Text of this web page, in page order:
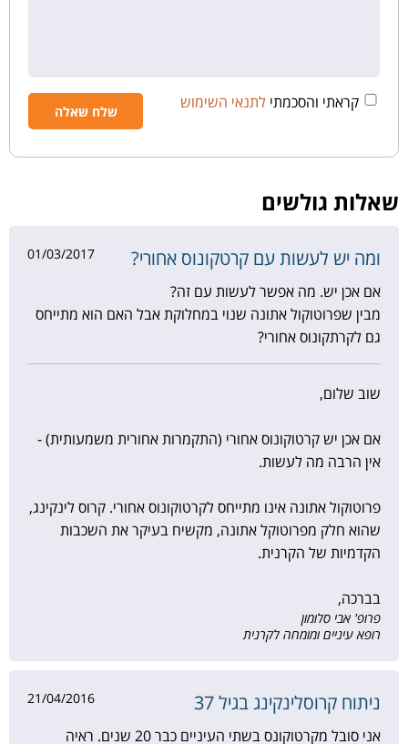
קראתי והסכמתי לתנאי השימוש
שאלות גולשים
ומה יש לעשות עם קרטקונוס אחורי? 01/03/2017
אם אכן יש. מה אפשר לעשות עם זה?
מבין שפרוטוקול אתונה שנוי במחלוקת אבל האם הוא מתייחס
גם לקרתקונוס אחורי?
שוב שלום,
אם אכן יש קרטוקונוס אחורי (התקמרות אחורית משמעותית) -
אין הרבה מה לעשות.
פרוטוקול אתונה אינו מתייחס לקרטוקונוס אחורי. קרוס לינקינג,
שהוא חלק מפרוטוקל אתונה, מקשיח בעיקר את השכבות
הקדמיות של הקרנית.
בברכה,
פרופ' אבי סלומון
רופא עיניים ומומחה לקרנית
ניתוח קרוסלינקינג בגיל 37 21/04/2016
אני סובל מקרטוקונס בשתי העיניים כבר 20 שנים. ראיה